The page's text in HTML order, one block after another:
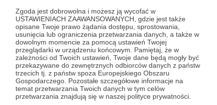
Zgoda jest dobrowolna i możesz ją wycofać w
USTAWIENIACH ZAAWANSOWANYCH, gdzie jest także
opisane Twoje prawo żądania dostępu, sprostowania,
usunięcia lub ograniczenia przetwarzania danych, a także w
dowolnym momencie za pomocą ustawień Twojej
przeglądarki w urządzeniu końcowym. Pamiętaj, że w
zależności od Twoich ustawień, Twoje dane będą mogły być
przekazywane do zewnętrznych odbiorców danych z państw
trzecich tj. z państw spoza Europejskiego Obszaru
Gospodarczego. Pozostałe szczegółowe informacje na
temat przetwarzania Twoich danych w tym celów
przetwarzania znajdują się w naszej polityce prywatności.
Dołącz do grona Patronów!
Wesprzyj działalność AutoraAkcja dla Krakowa już
teraz!
Zostań Patronem